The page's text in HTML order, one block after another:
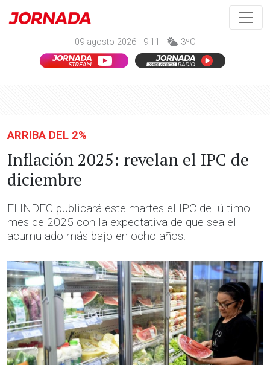
09 agosto 2026 - 9:11 - 3ºC
ARRIBA DEL 2%
Inflación 2025: revelan el IPC de
diciembre
El INDEC publicará este martes el IPC del último
mes de 2025 con la expectativa de que sea el
acumulado más bajo en ocho años.